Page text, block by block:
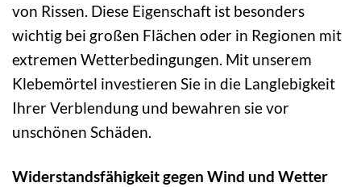
von Rissen. Diese Eigenschaft ist besonders
wichtig bei großen Flächen oder in Regionen mit
extremen Wetterbedingungen. Mit unserem
Klebemörtel investieren Sie in die Langlebigkeit
Ihrer Verblendung und bewahren sie vor
unschönen Schäden.
Widerstandsfähigkeit gegen Wind und Wetter